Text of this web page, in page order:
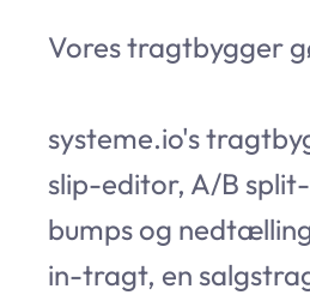
Vores tragtbygger
systeme.io's
slip-editor, A/B
bumps og
in-tragt, en